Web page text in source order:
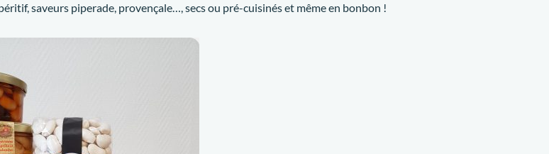
saveurs piperade, provençale…, secs ou pré-cuisinés et même en bonbon !